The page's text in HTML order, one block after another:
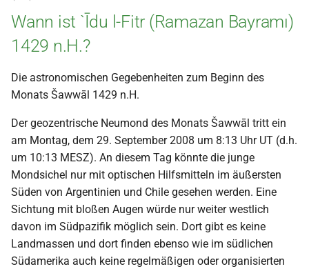
Wann ist `Īdu l-Fitr (Ramazan Bayramı)
1429 n.H.?
Die astronomischen Gegebenheiten zum Beginn des
Monats Šawwāl 1429 n.H.
Der geozentrische Neumond des Monats Šawwāl tritt ein
am Montag, dem 29. September 2008 um 8:13 Uhr UT (d.h.
um 10:13 MESZ). An diesem Tag könnte die junge
Mondsichel nur mit optischen Hilfsmitteln im äußersten
Süden von Argentinien und Chile gesehen werden. Eine
Sichtung mit bloßen Augen würde nur weiter westlich
davon im Südpazifik möglich sein. Dort gibt es keine
Landmassen und dort finden ebenso wie im südlichen
Südamerika auch keine regelmäßigen oder organisierten